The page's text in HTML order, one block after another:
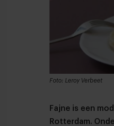
Foto: Leroy Verbeet
Fajne is een
Rotterdam.